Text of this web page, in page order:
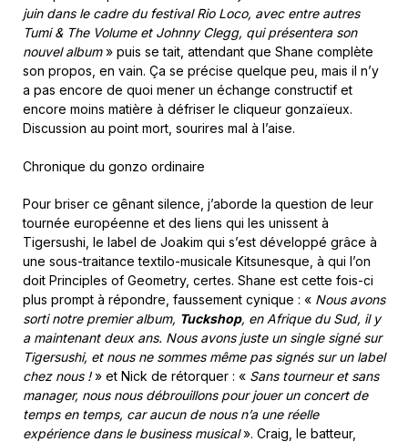
juin dans le cadre du festival Rio Loco, avec entre autres
Tumi & The Volume et Johnny Clegg, qui présentera son
nouvel album» puis se tait, attendant que Shane complète
son propos, en vain. Ça se précise quelque peu, mais il n’y
a pas encore de quoi mener un échange constructif et
encore moins matière à défriser le cliqueur gonzaïeux.
Discussion au point mort, sourires mal à l’aise.
Chronique du gonzo ordinaire
Pour briser ce gênant silence, j’aborde la question de leur
tournée européenne et des liens qui les unissent à
Tigersushi, le label de Joakim qui s’est développé grâce à
une sous-traitance textilo-musicale Kitsunesque, à qui l’on
doit Principles of Geometry, certes. Shane est cette fois-ci
plus prompt à répondre, faussement cynique : « Nous avons
sorti notre premier album, Tuckshop, en Afrique du Sud, il y
a maintenant deux ans. Nous avons juste un single signé sur
Tigersushi, et nous ne sommes même pas signés sur un label
chez nous !» et Nick de rétorquer : « Sans tourneur et sans
manager, nous nous débrouillons pour jouer un concert de
temps en temps, car aucun de nous n’a une réelle
expérience dans le business musical». Craig, le batteur,